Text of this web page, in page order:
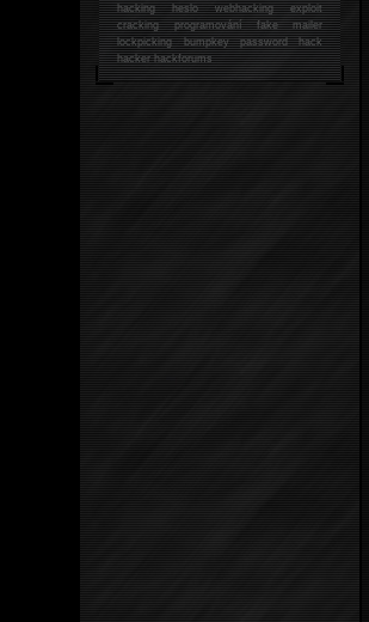
hacking heslo webhacking exploit
cracking programování fake mailer
lockpicking bumpkey password hack
hackerhackforums